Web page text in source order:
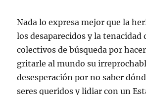
Nada lo expresa mejor que la
los desaparecidos y la tenacidad
colectivos de búsqueda por
gritarle al mundo su
desesperación por no saber
seres queridos y lidiar con un